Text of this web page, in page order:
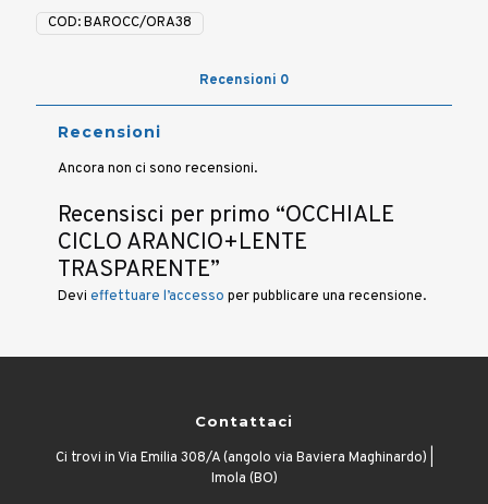
TRASPARENTE
quantità
COD:BAROCC/ORA38
Recensioni 0
Recensioni
Ancora non ci sono recensioni.
Recensisci per primo “OCCHIALE
CICLO ARANCIO+LENTE
TRASPARENTE”
Devi effettuare l’accesso per pubblicare una recensione.
Contattaci
Ci trovi in Via Emilia 308/A (angolo via Baviera Maghinardo) |
Imola (BO)